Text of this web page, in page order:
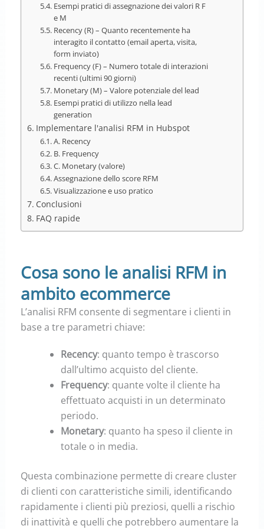
Esempi pratici di assegnazione dei valori R F
e M
Recency (R) – Quanto recentemente ha
interagito il contatto (email aperta, visita,
form inviato)
Frequency (F) – Numero totale di interazioni
recenti (ultimi 90 giorni)
Monetary (M) – Valore potenziale del lead
Esempi pratici di utilizzo nella lead
generation
Implementare l'analisi RFM in Hubspot
A. Recency
B. Frequency
C. Monetary (valore)
Assegnazione dello score RFM
Visualizzazione e uso pratico
Conclusioni
FAQ rapide
Cosa sono le analisi RFM in
ambito ecommerce
L’analisi RFM consente di segmentare i clienti in
base a tre parametri chiave:
Recency: quanto tempo è trascorso
dall’ultimo acquisto del cliente.
Frequency: quante volte il cliente ha
effettuato acquisti in un determinato
periodo.
Monetary: quanto ha speso il cliente in
totale o in media.
Questa combinazione permette di creare cluster
di clienti con caratteristiche simili, identificando
rapidamente i clienti più preziosi, quelli a rischio
di inattività e quelli che potrebbero aumentare la